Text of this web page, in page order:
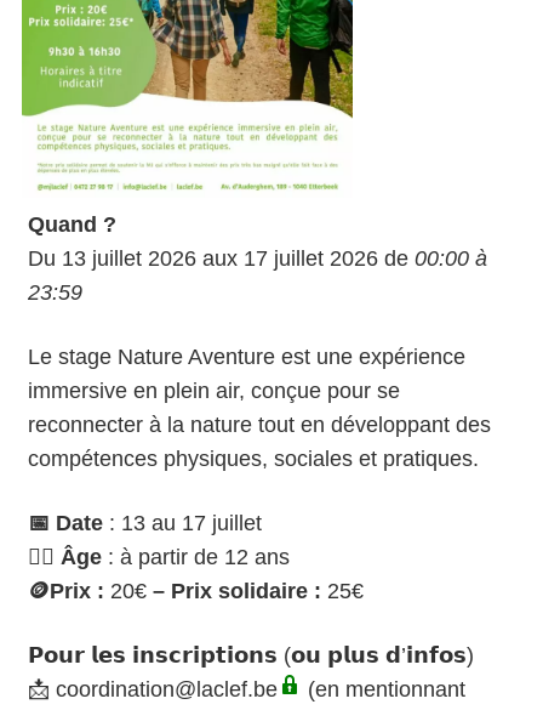
Quand ?
Du 13 juillet 2026 aux 17 juillet 2026 de 00:00 à
23:59
Le stage Nature Aventure est une expérience
immersive en plein air, conçue pour se
reconnecter à la nature tout en développant des
compétences physiques, sociales et pratiques.
📅 Date : 13 au 17 juillet
🙋‍♀️ Âge : à partir de 12 ans
🪙Prix : 20€ – Prix solidaire : 25€
𝗣𝗼𝘂𝗿 𝗹𝗲𝘀 𝗶𝗻𝘀𝗰𝗿𝗶𝗽𝘁𝗶𝗼𝗻𝘀 (𝗼𝘂 𝗽𝗹𝘂𝘀 𝗱’𝗶𝗻𝗳𝗼𝘀)
📩 coordination@laclef.be
(en mentionnant